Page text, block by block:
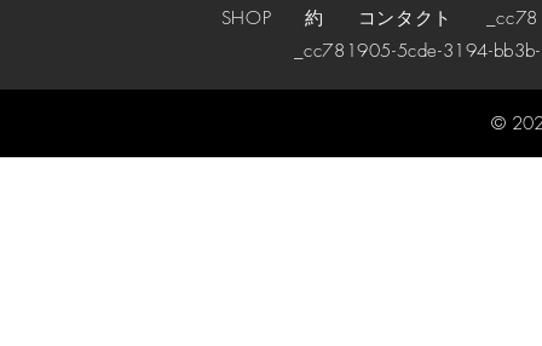
SHOP 約 コンタクト
_cc781905-5cde-3194-
©